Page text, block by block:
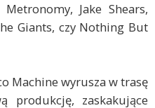
Jake Shears,
Giants, czy Nothing But
Machine wyrusza w trasę
produkcję, zaskakujące